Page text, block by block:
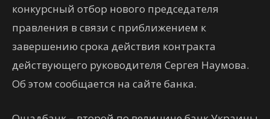
конкурсный отбор нового председателя
правления в связи с приближением к
завершению срока действия контракта
действующего руководителя Сергея Наумова.
Об этом сообщается на сайте банка.